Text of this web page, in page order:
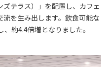
テラス）」を配置し、カフェ
を生み出します。飲食可能な
約4.4倍増となりました。